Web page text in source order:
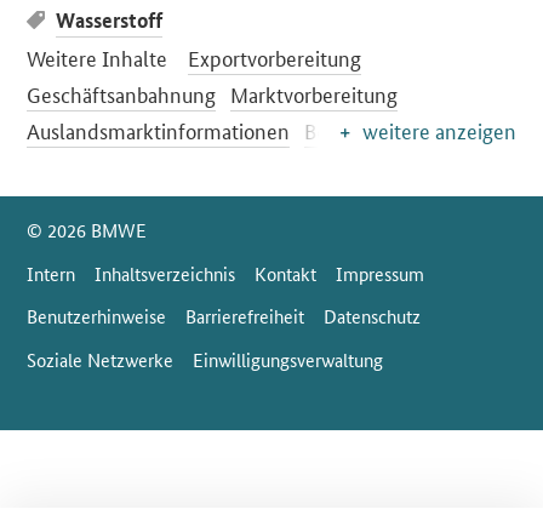
Wasserstoff
Weitere Inhalte
Exportvorbereitung
Geschäftsanbahnung Marktvorbereitung
Auslandsmarktinformationen Best Practiceweitere anzeigen
SrOnlyServicemenü
© 2026 BMWE
Intern
Inhaltsverzeichnis Kontakt
Impressum
Benutzerhinweise
Barrierefreiheit
Datenschutz
Soziale Netzwerke
Einwilligungsverwaltung